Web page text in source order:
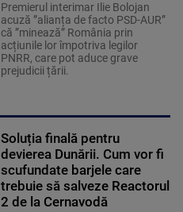
Premierul interimar Ilie Bolojan
acuză ”alianța de facto PSD-AUR”
că ”minează” România prin
acțiunile lor împotriva legilor
PNRR, care pot aduce grave
prejudicii țării.
Soluția finală pentru
devierea Dunării. Cum vor fi
scufundate barjele care
trebuie să salveze Reactorul
2 de la Cernavodă